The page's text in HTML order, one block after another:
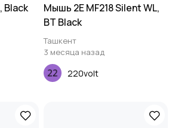
Black
Мышь 2E MF218 Silent WL,
BT Black
Ташкент
3 месяца назад
220volt